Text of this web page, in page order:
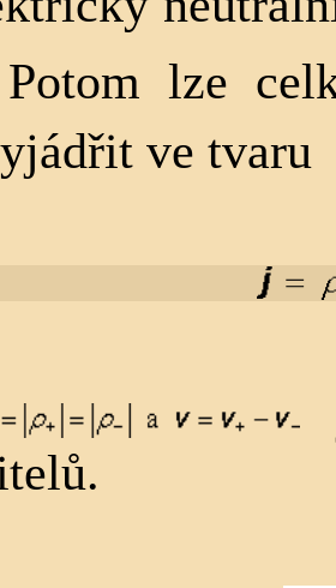
lze
ve tvaru